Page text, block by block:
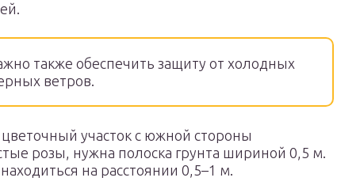
также обеспечить защиту от холодных
ветров.
участок с южной стороны
розы, нужна полоска грунта шириной 0,5 м.
на расстоянии 0,5–1 м.